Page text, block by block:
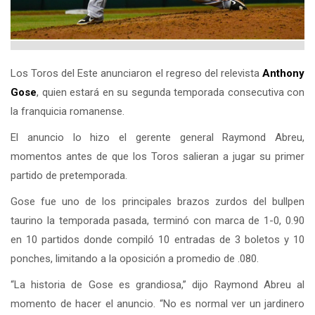
Los Toros del Este anunciaron el regreso del relevista Anthony
Gose, quien estará en su segunda temporada consecutiva con
la franquicia romanense.
El anuncio lo hizo el gerente general Raymond Abreu,
momentos antes de que los Toros salieran a jugar su primer
partido de pretemporada.
Gose fue uno de los principales brazos zurdos del bullpen
taurino la temporada pasada, terminó con marca de 1-0, 0.90
en 10 partidos donde compiló 10 entradas de 3 boletos y 10
ponches, limitando a la oposición a promedio de .080.
“La historia de Gose es grandiosa,” dijo Raymond Abreu al
momento de hacer el anuncio. “No es normal ver un jardinero